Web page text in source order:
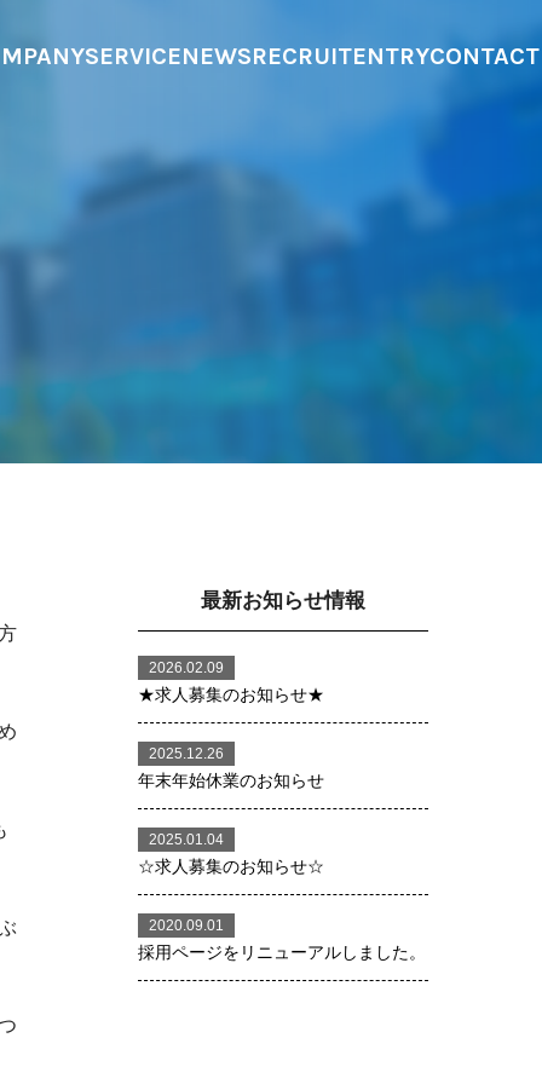
SERVICENEWSRECRUITENTRYCONTACT
最新お知らせ情報
2026.02.09
★求人募集のお知らせ★
2025.12.26
年末年始休業のお知らせ
2025.01.04
☆求人募集のお知らせ☆
2020.09.01
採用ページをリニューアルしました。